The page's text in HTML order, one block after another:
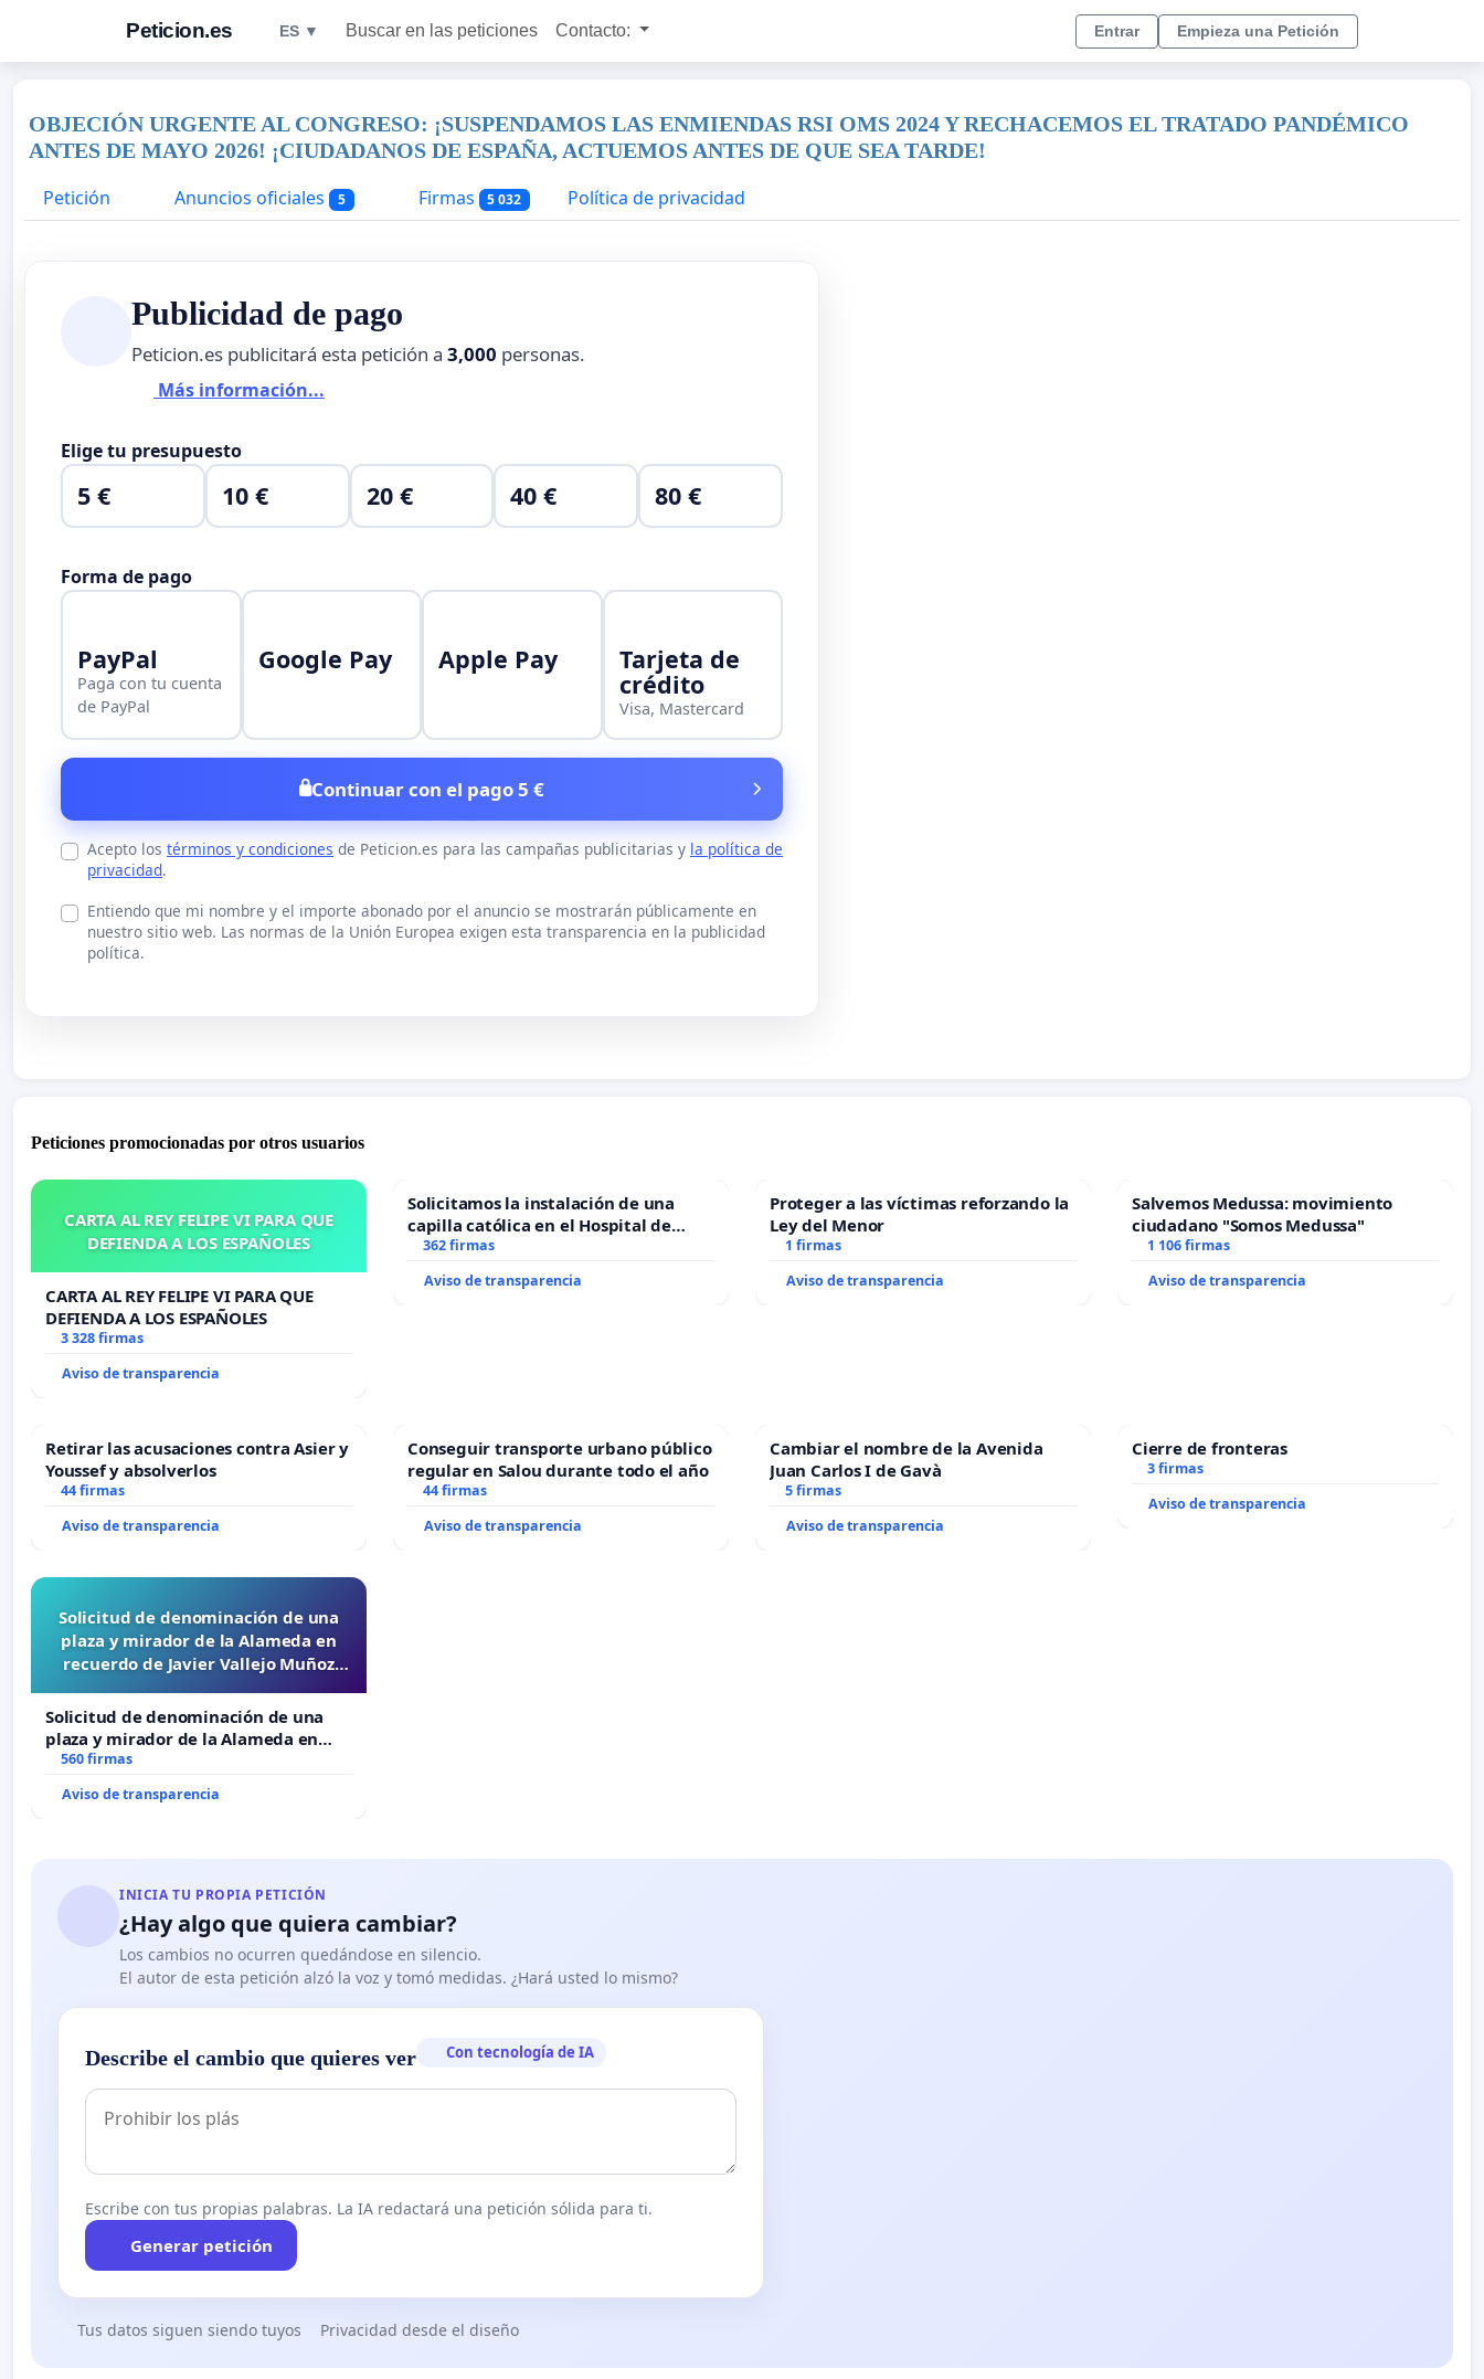
Peticion.es ES ▼ Buscar en las peticiones Contacto: Entrar Empieza una Petición
OBJECIÓN URGENTE AL CONGRESO: ¡SUSPENDAMOS LAS ENMIENDAS RSI OMS 2024 Y RECHACEMOS EL TRATADO PANDÉMICO
ANTES DE MAYO 2026! ¡CIUDADANOS DE ESPAÑA, ACTUEMOS ANTES DE QUE SEA TARDE!
Petición
Anuncios oficiales 5 Firmas 5 032 Política de privacidad
Publicidad de pago
Peticion.es publicitará esta petición a 3,000 personas.
Más información...
Elige tu presupuesto
5 € 10 € 20 € 40 € 80 €
Forma de pago
PayPal
Paga con tu cuenta
de PayPal
Google Pay Apple Pay Tarjeta de
crédito
Visa, Mastercard
Continuar con el pago 5 €
Acepto los términos y condiciones de Peticion.es para las campañas publicitarias y la política de
privacidad.
Entiendo que mi nombre y el importe abonado por el anuncio se mostrarán públicamente en
nuestro sitio web. Las normas de la Unión Europea exigen esta transparencia en la publicidad
política.
Peticiones promocionadas por otros usuarios
CARTA AL REY FELIPE VI PARA QUE
DEFIENDA A LOS ESPAÑOLES
CARTA AL REY FELIPE VI PARA QUE
DEFIENDA A LOS ESPAÑOLES
3 328 firmas
Aviso de transparencia
Solicitamos la instalación de una
capilla católica en el Hospital de
Alcañiz
362 firmas
Aviso de transparencia
Proteger a las víctimas reforzando la
Ley del Menor
1 firmas
Aviso de transparencia
Salvemos Medussa: movimiento
ciudadano "Somos Medussa"
1 106 firmas
Aviso de transparencia
Retirar las acusaciones contra Asier y
Youssef y absolverlos
44 firmas
Aviso de transparencia
Conseguir transporte urbano público
regular en Salou durante todo el año
44 firmas
Aviso de transparencia
Cambiar el nombre de la Avenida
Juan Carlos I de Gavà
5 firmas
Aviso de transparencia
Cierre de fronteras
3 firmas
Aviso de transparencia
Solicitud de denominación de una
plaza y mirador de la Alameda en
recuerdo de Javier Vallejo Muñoz
Solicitud de denominación de una
plaza y mirador de la Alameda en
recuerdo de Javier Vallejo Muñoz
560 firmas
Aviso de transparencia
INICIA TU PROPIA PETICIÓN
¿Hay algo que quiera cambiar?
Los cambios no ocurren quedándose en silencio.
El autor de esta petición alzó la voz y tomó medidas. ¿Hará usted lo mismo?
Describe el cambio que quieres ver Con tecnología de IA
Escribe con tus propias palabras. La IA redactará una petición sólida para ti.
Generar petición
Tus datos siguen siendo tuyos Privacidad desde el diseño